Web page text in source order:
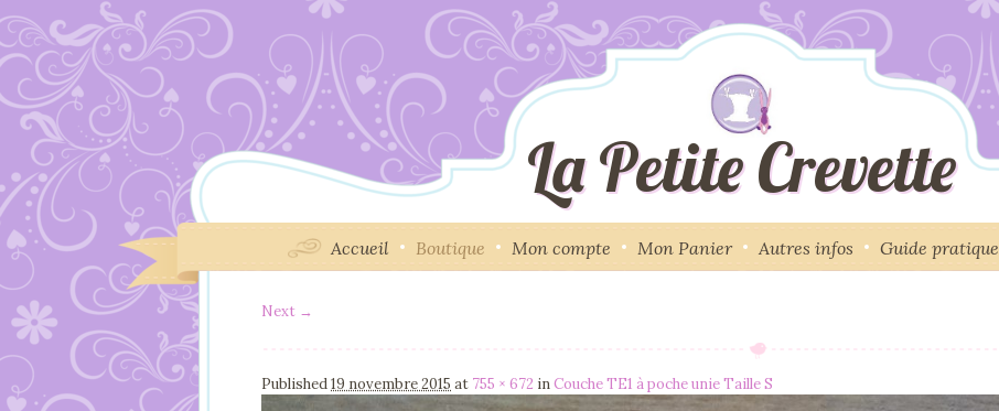
La Petite Crevette
Accueil Boutique Mon compte Mon Panier Autres infos Guide pratique
Next →
Published19 novembre 2015 at 755 × 672 inCouche TE1 à poche unie Taille S